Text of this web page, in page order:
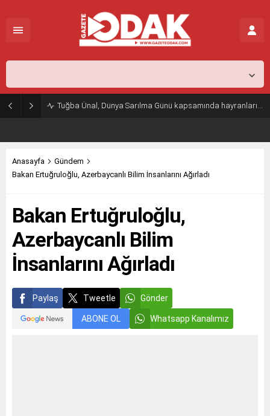
Tuğba Ünal, Dünya Sarılma Günü kapsamında hayranlarıyla buluştu
Anasayfa
Gündem
Bakan Ertuğruloğlu, Azerbaycanlı Bilim İnsanlarını Ağırladı
Bakan Ertuğruloğlu,
Azerbaycanlı Bilim
İnsanlarını Ağırladı
Paylaş Tweetle Gönder
ABONE OL Whatsapp Kanalımız